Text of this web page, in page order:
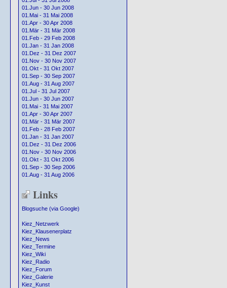
01.Jun - 30 Jun 2008
01.Mai - 31 Mai 2008
01.Apr - 30 Apr 2008
01.Mär - 31 Mär 2008
01.Feb - 29 Feb 2008
01.Jan - 31 Jan 2008
01.Dez - 31 Dez 2007
01.Nov - 30 Nov 2007
01.Okt - 31 Okt 2007
01.Sep - 30 Sep 2007
01.Aug - 31 Aug 2007
01.Jul - 31 Jul 2007
01.Jun - 30 Jun 2007
01.Mai - 31 Mai 2007
01.Apr - 30 Apr 2007
01.Mär - 31 Mär 2007
01.Feb - 28 Feb 2007
01.Jan - 31 Jan 2007
01.Dez - 31 Dez 2006
01.Nov - 30 Nov 2006
01.Okt - 31 Okt 2006
01.Sep - 30 Sep 2006
01.Aug - 31 Aug 2006
Links
Blogsuche (via Google)
Kiez_Netzwerk
Kiez_Klausenerplatz
Kiez_News
Kiez_Termine
Kiez_Wiki
Kiez_Radio
Kiez_Forum
Kiez_Galerie
Kiez_Kunst